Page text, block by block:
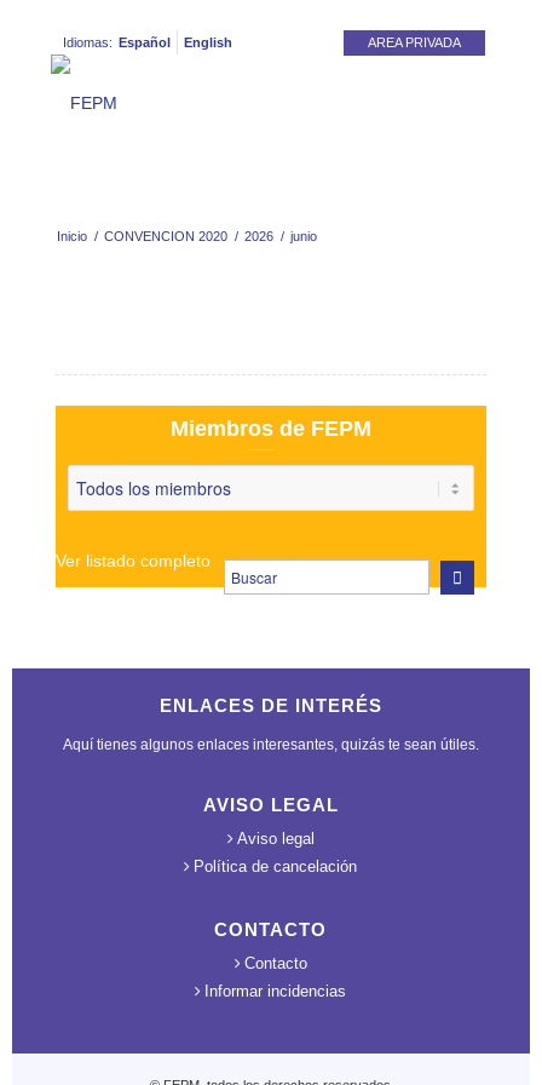
AREA PRIVADA
Idiomas: Español English
Inicio / CONVENCION 2020 / 2026 / junio
Miembros de FEPM
Ver listado completo
ENLACES DE INTERÉS
Aquí tienes algunos enlaces interesantes, quizás te sean útiles.
AVISO LEGAL
Aviso legal
Política de cancelación
CONTACTO
Contacto
Informar incidencias